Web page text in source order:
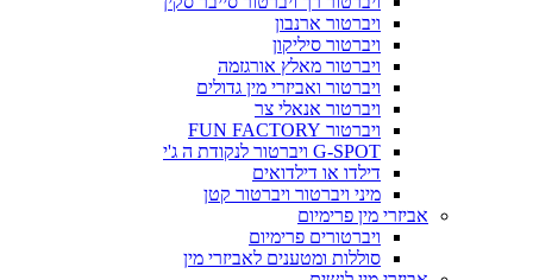
ויברטור ארנבון
ויברטור סיליקון
ויברטור מאלץ אורגזמה
ויברטור ואביזרי מין גדולים
ויברטור אנאלי צר
ויברטור FUN FACTORY
G-SPOT ויברטור לנקודת ה ג'י
דילדו או דילדואים
מיני ויברטור ויברטור קטן
אביזרי מין פרימיום
ויברטורים פרימיום
סוללות ומטענים לאביזרי מין